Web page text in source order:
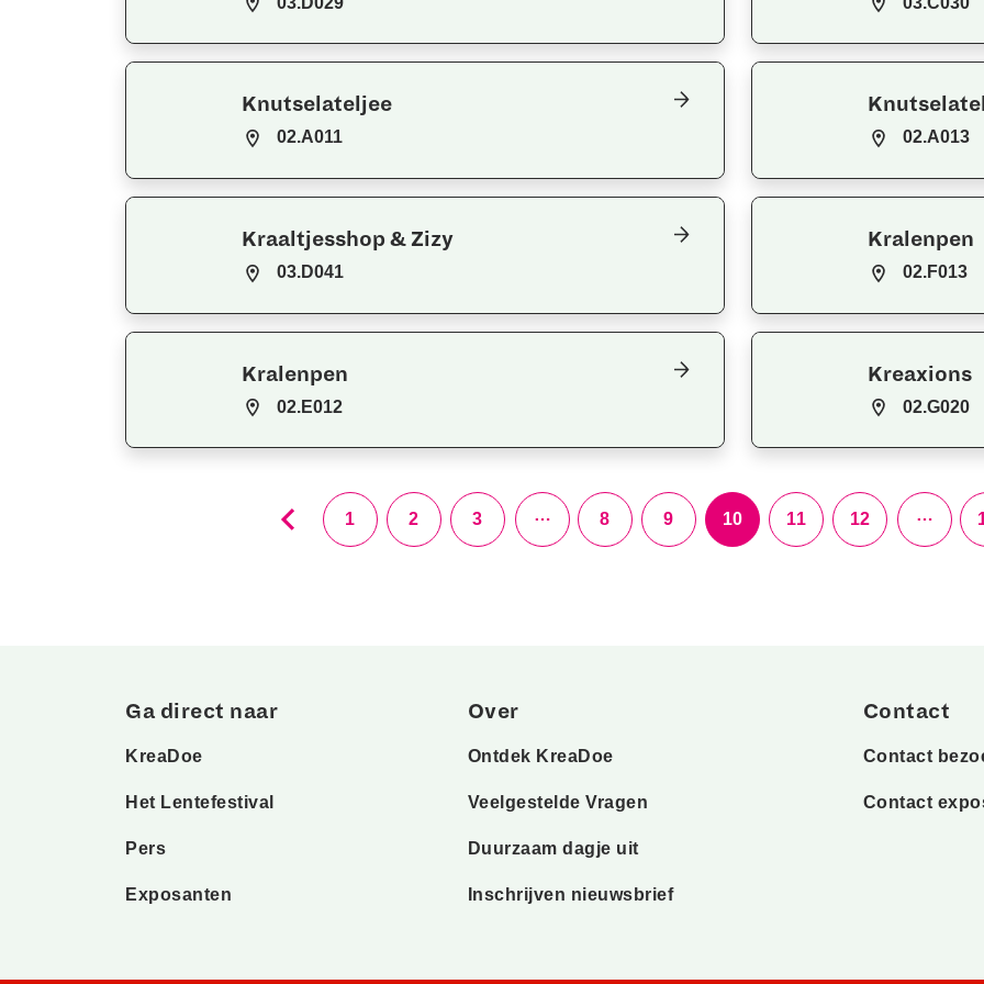
Knutselateljee
02.A011 02.A013
Kraaltjesshop & Zizy
03.D041
Kralenpen
02.F013
Kralenpen
02.E012
Kreaxions
02.G020
1 2 3 … 8 9 10 11 12 …
Ga direct naar
KreaDoe
Het Lentefestival
Pers
Exposanten
Over
Ontdek KreaDoe
Veelgestelde Vragen
Duurzaam dagje uit
Inschrijven nieuwsbrief
Contact
Contact
Contact